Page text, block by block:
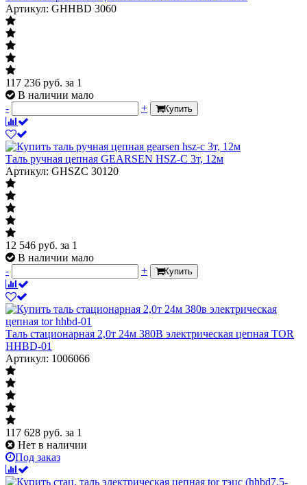
Артикул: GHHBD 3060
117 236 руб. за 1
В наличии мало
-
+ Купить
Таль ручная цепная GEARSEN HSZ-C 3т, 12м
Артикул: GHSZC 30120
12 546 руб. за 1
В наличии мало
-
+ Купить
Таль стационарная 2,0т 24м 380В электрическая цепная TOR
HHBD-01
Артикул: 1006066
117 628 руб. за 1
Нет в наличии
Под заказ